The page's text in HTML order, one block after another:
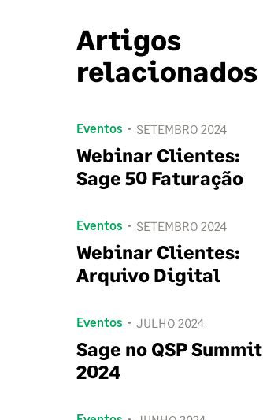
Artigos
relacionados
Eventos SETEMBRO 2024
Webinar Clientes:
Sage 50 Faturação
Eventos SETEMBRO 2024
Webinar Clientes:
Arquivo Digital
Eventos JULHO 2024
Sage no QSP Summit
2024